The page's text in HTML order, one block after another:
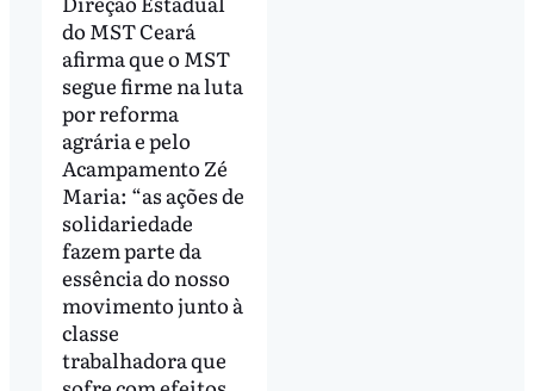
do MST Ceará
afirma que o MST
segue firme na luta
por reforma
agrária e pelo
Acampamento Zé
Maria: “as ações de
solidariedade
fazem parte da
essência do nosso
movimento junto à
classe
trabalhadora que